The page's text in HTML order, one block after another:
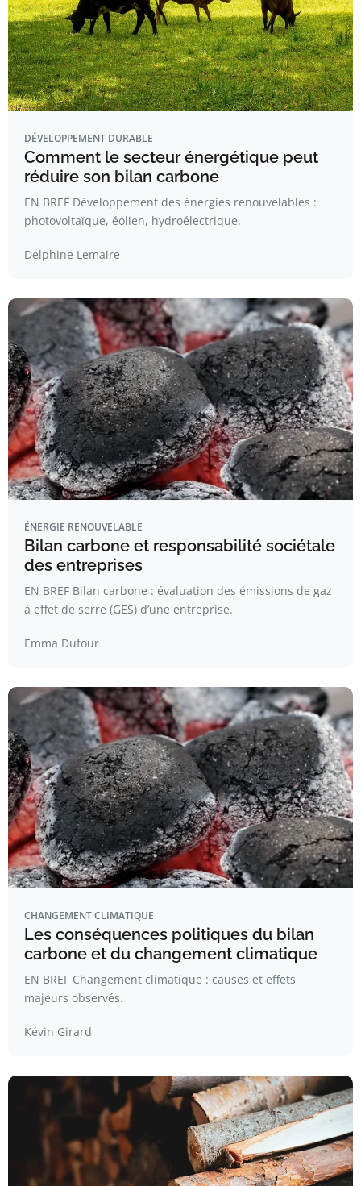
DÉVELOPPEMENT DURABLE
Comment le secteur énergétique peut
réduire son bilan carbone
EN BREF Développement des énergies renouvelables :
photovoltaïque, éolien, hydroélectrique.
Delphine Lemaire
ÉNERGIE RENOUVELABLE
Bilan carbone et responsabilité sociétale
des entreprises
EN BREF Bilan carbone : évaluation des émissions de gaz
à effet de serre (GES) d’une entreprise.
Emma Dufour
CHANGEMENT CLIMATIQUE
Les conséquences politiques du bilan
carbone et du changement climatique
EN BREF Changement climatique : causes et effets
majeurs observés.
Kévin Girard